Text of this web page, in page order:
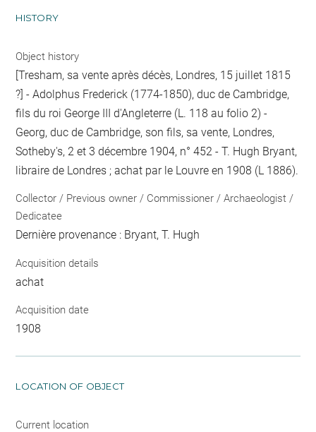
HISTORY
Object history
[Tresham, sa vente après décès, Londres, 15 juillet 1815
?] - Adolphus Frederick (1774-1850), duc de Cambridge,
fils du roi George III d'Angleterre (L. 118 au folio 2) -
Georg, duc de Cambridge, son fils, sa vente, Londres,
Sotheby's, 2 et 3 décembre 1904, n° 452 - T. Hugh Bryant,
libraire de Londres ; achat par le Louvre en 1908 (L 1886).
Collector / Previous owner / Commissioner / Archaeologist /
Dedicatee
Dernière provenance : Bryant, T. Hugh
Acquisition details
achat
Acquisition date
1908
LOCATION OF OBJECT
Current location